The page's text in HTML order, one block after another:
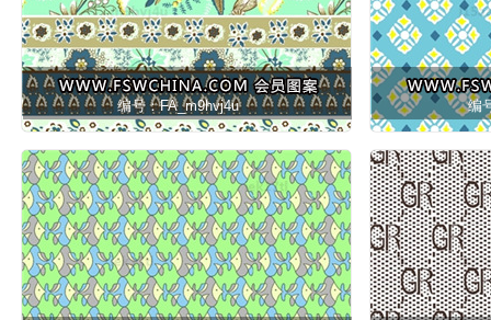
编号：FA_m9hvj4u 编